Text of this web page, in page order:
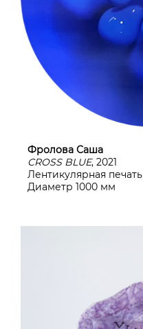
Фролова Саша
CROSS BLUE, 2021
Лентикулярная печать
Диаметр 1000 мм